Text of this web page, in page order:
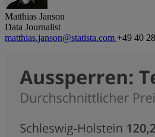
Matthias Janson
Data Journalist
matthias.janson@statista.com +49 40